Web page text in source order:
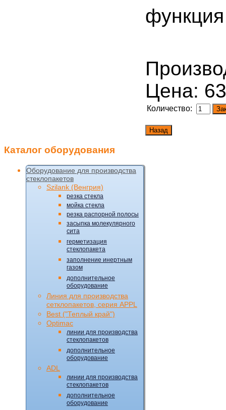
Цена:
Количество:
Каталог оборудования
Оборудование для производства
стеклопакетов
Szilank (Венгрия)
резка стекла
мойка стекла
резка распорной полосы
засыпка молекулярного
сита
герметизация
стеклопакета
заполнение инертным
газом
дополнительное
оборудование
Линия для производства
сетклопакетов, серия APPL
Best ("Теплый край")
Optimac
линии для производства
стеклопакетов
дополнительное
оборудование
ADL
линии для производства
стеклопакетов
дополнительное
оборудование